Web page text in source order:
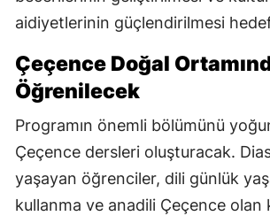
aidiyetlerinin güçlendirilmesi
Çeçence Doğal
Öğrenilecek
Programın önemli bölümünü
Çeçence dersleri oluşturacak.
yaşayan öğrenciler, dili günlük
kullanma ve anadili Çeçence olan